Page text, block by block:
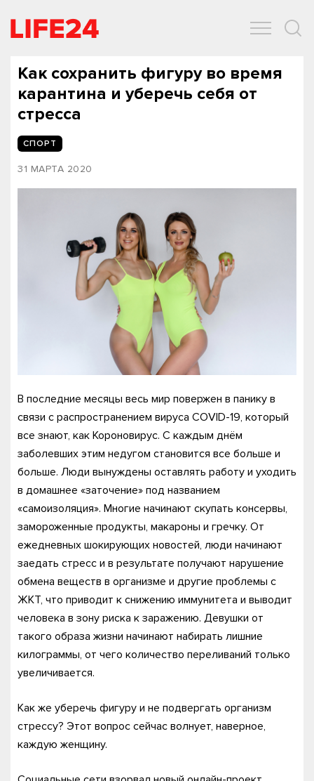
Как сохранить фигуру во время
карантина и уберечь себя от
стресса
СПОРТ
31 МАРТА 2020
В последние месяцы весь мир повержен в панику в
связи с распространением вируса COVID-19, который
все знают, как Короновирус. С каждым днём
заболевших этим недугом становится все больше и
больше. Люди вынуждены оставлять работу и уходить
в домашнее «заточение» под названием
«самоизоляция». Многие начинают скупать консервы,
замороженные продукты, макароны и гречку. От
ежедневных шокирующих новостей, люди начинают
заедать стресс и в результате получают нарушение
обмена веществ в организме и другие проблемы с
ЖКТ, что приводит к снижению иммунитета и выводит
человека в зону риска к заражению. Девушки от
такого образа жизни начинают набирать лишние
килограммы, от чего количество переливаний только
увеличивается.
Как же уберечь фигуру и не подвергать организм
стрессу? Этот вопрос сейчас волнует, наверное,
каждую женщину.